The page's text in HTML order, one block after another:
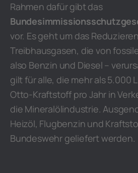
Rahmen dafür gibt das
vor. Es geht um das
Treibhausgasen, die von
also Benzin und Diesel –
gilt für alle, die mehr als 5.000
Otto-Kraftstoff pro Jahr in
die Mineralölindustrie.
Heizöl, Flugbenzin und
Bundeswehr geliefert werden.